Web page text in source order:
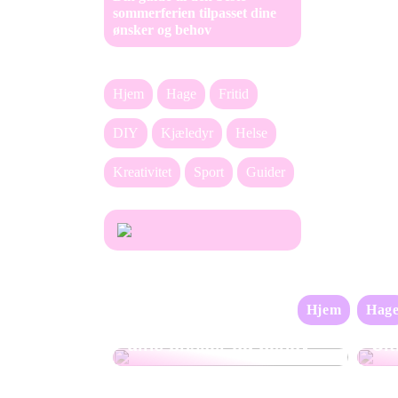
sommerferien tilpasset dine
ønsker og behov
Hjem Hage Fritid
DIY Kjæledyr Helse
Kreativitet Sport Guider
Hjem Hage
Din guide til den beste
sommerferien tilpasset
dine ønsker og behov